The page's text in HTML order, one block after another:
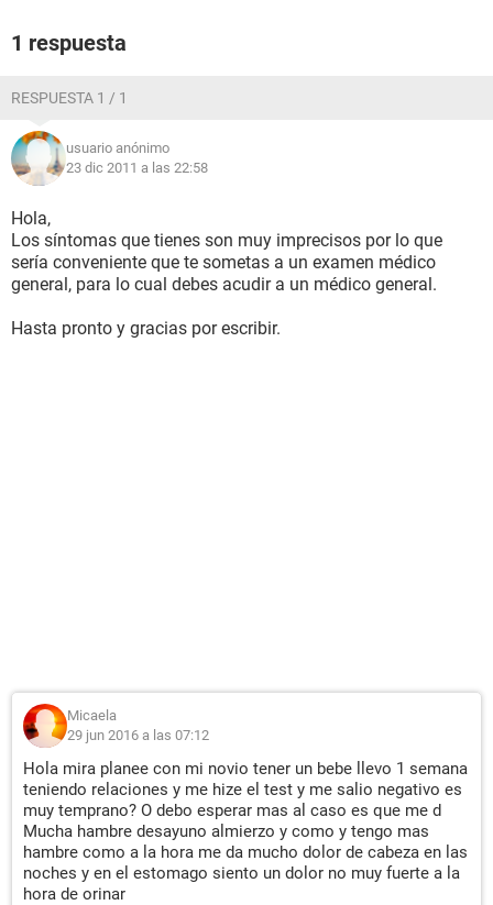
1 respuesta
RESPUESTA 1 / 1
usuario anónimo
23 dic 2011 a las 22:58
Hola,
Los síntomas que tienes son muy imprecisos por lo que
sería conveniente que te sometas a un examen médico
general, para lo cual debes acudir a un médico general.
Hasta pronto y gracias por escribir.
Micaela
29 jun 2016 a las 07:12
Hola mira planee con mi novio tener un bebe llevo 1 semana
teniendo relaciones y me hize el test y me salio negativo es
muy temprano? O debo esperar mas al caso es que me d
Mucha hambre desayuno almierzo y como y tengo mas
hambre como a la hora me da mucho dolor de cabeza en las
noches y en el estomago siento un dolor no muy fuerte a la
hora de orinar